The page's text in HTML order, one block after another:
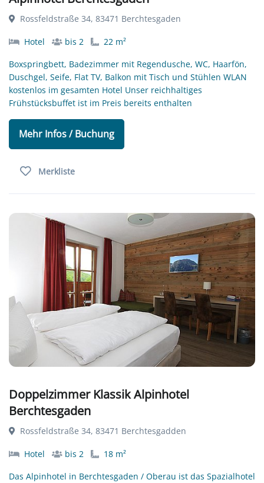
Rossfeldstraße 34, 83471 Berchtesgaden
Hotel bis 2
22 m²
Boxspringbett, Badezimmer mit Regendusche, WC, Haarfön,
Duschgel, Seife, Flat TV, Balkon mit Tisch und Stühlen WLAN
kostenlos im gesamten Hotel Unser reichhaltiges
Frühstücksbuffet ist im Preis bereits enthalten
Mehr Infos / Buchung
Merkliste
Doppelzimmer Klassik Alpinhotel
Berchtesgaden
Rossfeldstraße 34, 83471 Berchtesgadden
Hotel bis 2
18 m²
Das Alpinhotel in Berchtesgaden / Oberau ist das Spazialhotel